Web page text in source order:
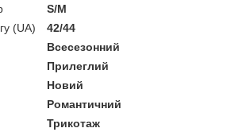
S/M
(UA)
42/44
Всесезонний
Прилеглий
Новий
Романтичний
Трикотаж